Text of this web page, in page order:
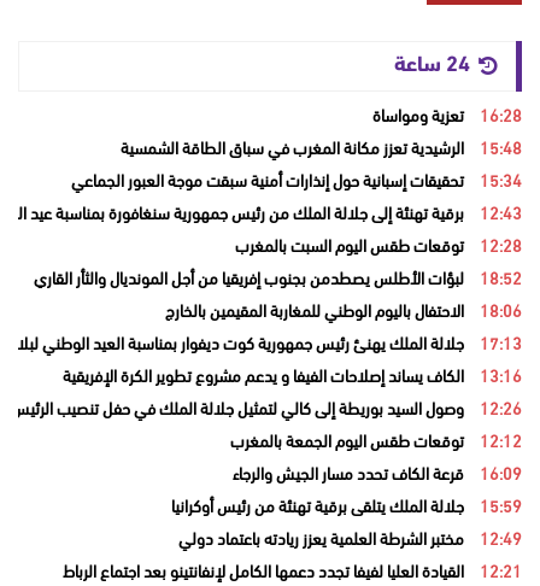
16:28 تعزية ومواساة
15:48 الرشيدية تعزز مكانة المغرب في سباق الطاقة الشمسية
15:34 تحقيقات إسبانية حول إنذارات أمنية سبقت موجة العبور الجماعي
12:43 برقية تهنئة إلى جلالة الملك من رئيس جمهورية سنغافورة بمناسبة عيد
12:28 توقعات طقس اليوم السبت بالمغرب
18:52 لبؤات الأطلس يصطدمن بجنوب إفريقيا من أجل المونديال والثأر القاري
18:06 الاحتفال باليوم الوطني للمغاربة المقيمين بالخارج
17:13 جلالة الملك يهنئ رئيس جمهورية كوت ديفوار بمناسبة العيد الوطني لبلاده
13:16 الكاف يساند إصلاحات الفيفا و يدعم مشروع تطوير الكرة الإفريقية
12:26 وصول السيد بوريطة إلى كالي لتمثيل جلالة الملك في حفل تنصيب الرئيس
12:12 توقعات طقس اليوم الجمعة بالمغرب
16:09 قرعة الكاف تحدد مسار الجيش والرجاء
15:59 جلالة الملك يتلقى برقية تهنئة من رئيس أوكرانيا
12:49 مختبر الشرطة العلمية يعزز ريادته باعتماد دولي
12:21 القيادة العليا لفيفا تجدد دعمها الكامل لإنفانتينو بعد اجتماع الرباط